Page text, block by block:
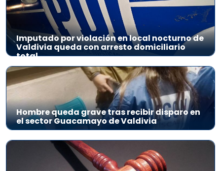
Imputado por violación en local nocturno de
Valdivia queda con arresto domiciliario
total
Hombre queda grave tras recibir disparo en
el sector Guacamayo de Valdivia